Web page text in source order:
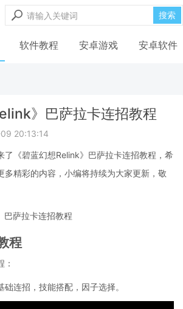
搜索
软件教程 安卓游戏 安卓软件
》巴萨拉卡连招教程
20:13:14
了《碧蓝幻想Relink》巴萨拉卡连招教程，希
多精彩的内容，小编将持续为大家更新，敬
程
连招，技能搭配，因子选择。